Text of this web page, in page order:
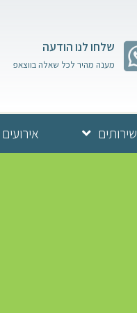
שלחו לנו הודעה
מענה מהיר לכל שאלה בווצאפ
שירותים אירועים